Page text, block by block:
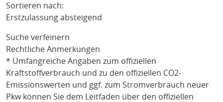
Sortieren nach:
Erstzulassung absteigend
Suche verfeinern
Rechtliche Anmerkungen
* Umfangreiche Angaben zum offiziellen
Kraftstoffverbrauch und zu den offiziellen CO2-
Emissionswerten und ggf. zum Stromverbrauch neuer
Pkw können Sie dem Leitfaden über den offiziellen